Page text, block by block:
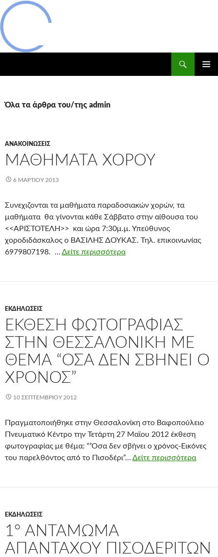
Μετάβαση
σε
περιεχόμενο
Όλα τα άρθρα του/της admin
ΑΝΑΚΟΙΝΏΣΕΙΣ
ΜΑΘΗΜΑΤΑ ΧΟΡΟΥ
6 ΜΑΡΤΊΟΥ 2013
Συνεχιζονται τα μαθήματα παραδοσιακών χορών, τα
μαθήματα θα γίνονται κάθε Σάββατο στην αίθουσα του
<<ΑΡΙΣΤΟΤΕΛΗ>> και ώρα 7:30μ.μ. Υπεύθυνος
χοροδιδάσκαλος ο ΒΑΣΙΛΗΣ ΔΟΥΚΑΣ. Τηλ. επικοινωνίας
6979807198. … Δείτε περισσότερα
ΕΚΔΗΛΏΣΕΙΣ
ΈΚΘΕΣΗ ΦΩΤΟΓΡΑΦΊΑΣ
ΣΤΗΝ ΘΕΣΣΑΛΟΝΊΚΗ ΜΕ
ΘΈΜΑ “ΌΣΑ ΔΕΝ ΣΒΉΝΕΙ Ο
ΧΡΌΝΟΣ”
10 ΣΕΠΤΕΜΒΡΊΟΥ 2012
Πραγματοποιήθηκε στην Θεσσαλονίκη στο Βαφοπούλειο
Πνευματικό Κέντρο την Τετάρτη 27 Μαϊου 2012 έκθεση
φωτογραφίας με θέμα: “‘Όσα δεν σβήνει ο χρόνος-Εικόνες
του παρελθόντος από το Πισοδέρι”… Δείτε περισσότερα
ΕΚΔΗΛΏΣΕΙΣ
1° ΑΝΤΆΜΩΜΑ
ΑΠΑΝΤΑΧΟΎ ΠΙΣΟΔΕΡΙΤΏΝ